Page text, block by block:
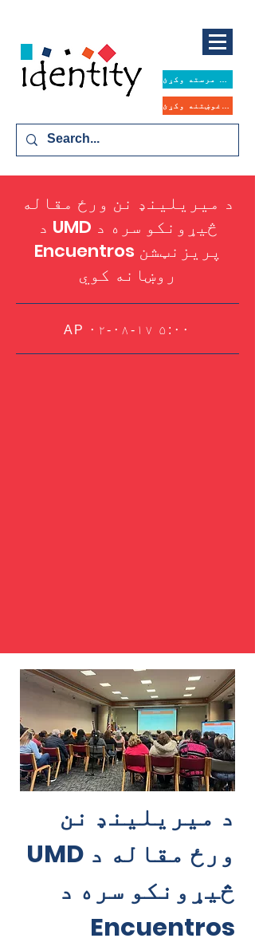
د میریلینډ نن ورځ مقاله
د UMD څیړونکو سره د
Encuentros پریزنټشن
روښانه کوي
AP ۰۲-۰۸-۱۷ ۵:۰۰
د میریلینډ نن
ورځ مقاله د UMD
څیړونکو سره د
Encuentros